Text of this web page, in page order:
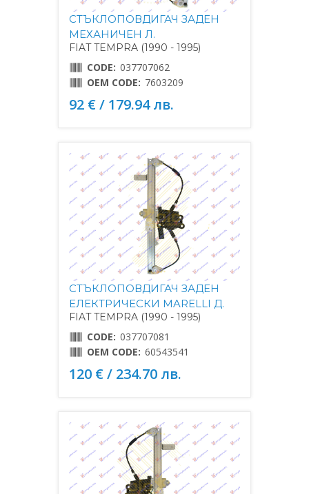
СТЪКЛОПОВДИГАЧ ЗАДЕН
МЕХАНИЧЕН Л.
FIAT TEMPRA (1990 - 1995)
CODE: 037707062
OEM CODE: 7603209
92 € / 179.94 лв.
СТЪКЛОПОВДИГАЧ ЗАДЕН
ЕЛЕКТРИЧЕСКИ MARELLI Д.
FIAT TEMPRA (1990 - 1995)
CODE: 037707081
OEM CODE: 60543541
120 € / 234.70 лв.